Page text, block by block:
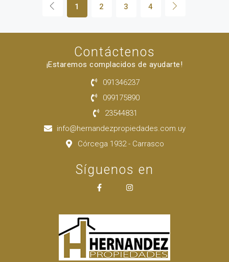
1 2 3 4
Contáctenos
¡Estaremos complacidos de ayudarte!
091346237
099175890
23544831
info@hernandezpropiedades.com.uy
Córcega 1932 - Carrasco
Síguenos en